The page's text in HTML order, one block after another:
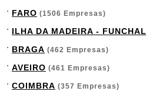
FARO (1506 Empresas)
ILHA DA MADEIRA - FUNCHAL
BRAGA (462 Empresas)
AVEIRO (461 Empresas)
COIMBRA (357 Empresas)